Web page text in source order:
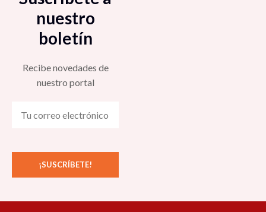
nuestro
boletín
Recibe novedades de
nuestro portal